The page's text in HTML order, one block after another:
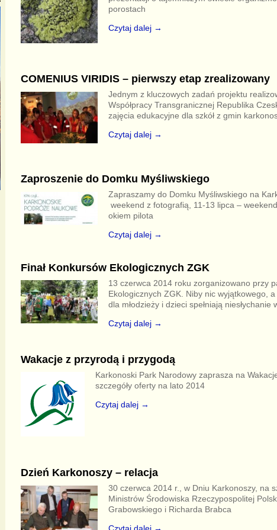
porostach
Czytaj dalej →
COMENIUS VIRIDIS – pierwszy etap zrealizowany
Jednym z kluczowych zadań projektu
Współpracy Transgranicznej Republika
zajęcia edukacyjne dla szkół z gmin
Czytaj dalej →
Zaproszenie do Domku Myśliwskiego
Zapraszamy do Domku Myśliwskiego na
weekend z fotografią, 11-13 lipca –
okiem pilota
Czytaj dalej →
Finał Konkursów Ekologicznych ZGK
13 czerwca 2014 roku zorganizowano przy
Ekologicznych ZGK. Niby nic wyjątkowego,
dla młodzieży i dzieci spełniają niesłychanie
Czytaj dalej →
Wakacje z przyrodą i przygodą
Karkonoski Park Narodowy zaprasza na
szczegóły oferty na lato 2014
Czytaj dalej →
Dzień Karkonoszy – relacja
30 czerwca 2014 r., w Dniu Karkonoszy, na
Ministrów Środowiska Rzeczypospolitej
Grabowskiego i Richarda Brabca